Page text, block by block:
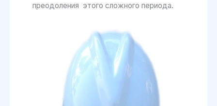
преодоления этого сложного периода.